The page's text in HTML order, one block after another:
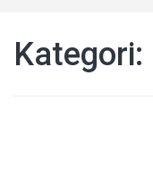
Kategori: